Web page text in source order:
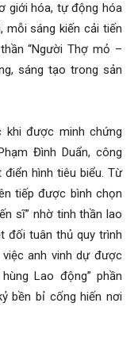
giới hóa, tự động hóa
mỗi sáng kiến cải tiến
“Người Thợ mỏ –
sáng tạo trong sản
khi được minh chứng
Đình Duẩn, công
hình tiêu biểu. Từ
tiếp được bình chọn
sĩ” nhờ tinh thần lao
đối tuân thủ quy trình
anh vinh dự được
Lao động” phần
bền bỉ cống hiến nơi